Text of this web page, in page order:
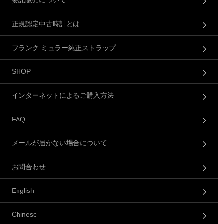
正規認定中古時計とは
フランク ミュラー純正ストラップ
SHOP
インターネットによるご購入方法
FAQ
メールが届かない場合について
お問合わせ
English
Chinese